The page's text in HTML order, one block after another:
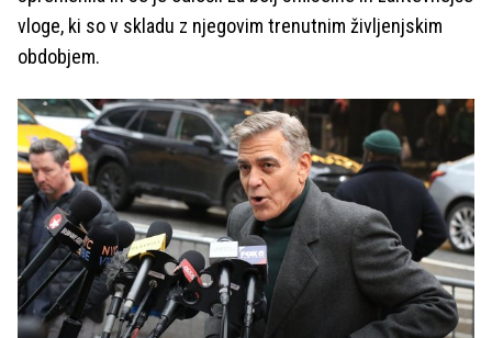
vloge, ki so v skladu z njegovim trenutnim življenjskim
obdobjem.